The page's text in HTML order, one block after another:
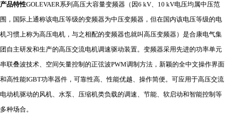
产品特性GOLEVAER系列高压大容量变频器（因6 kV、10 kV电压均属中压范
围，国际上通称该电压等级的变频器为中压变频器，但在国内该电压等级的电
机习惯上称为高压电机，与之相配的变频器也就叫高压变频器）是合康电气集
团自主研发和生产的高压交流电机调速驱动装置。变频器采用先进的功率单元
串联叠波技术、空间矢量控制的正弦波PWM调制方法，新颖的全中文操作界面
和高性能IGBT功率器件，可靠性高、性能优越、操作简便。可应用于高压交流
电动机驱动的风机、水泵、压缩机类负载的调速、节能、软启动和智能控制等
多种场合。